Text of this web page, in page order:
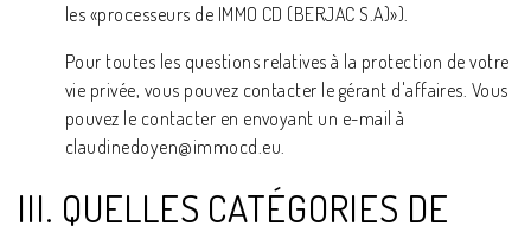
les «processeurs de IMMO CD (BERJAC S.A)»).
Pour toutes les questions relatives à la protection de votre
vie privée, vous pouvez contacter le gérant d'affaires. Vous
pouvez le contacter en envoyant un e-mail à
claudinedoyen@immocd.eu.
III. QUELLES CATÉGORIES DE